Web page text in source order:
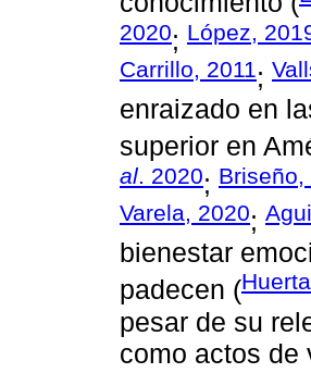
2020; López,
Carrillo, 2011;
enraizado en
superior en
al . 2020; Briseño,
Varela, 2020;
bienestar
padecen (Huerta
pesar de su
como actos de